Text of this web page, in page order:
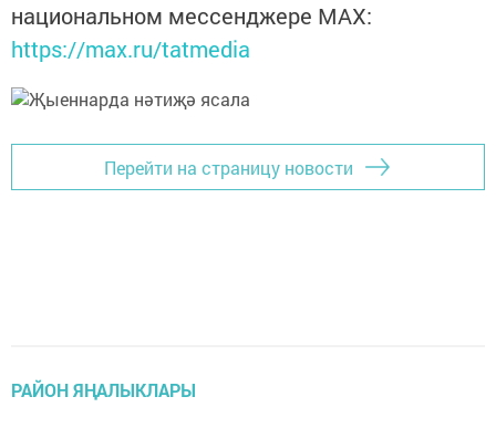
национальном мессенджере MАХ:
https://max.ru/tatmedia
Перейти на страницу новости
РАЙОН ЯҢАЛЫКЛАРЫ